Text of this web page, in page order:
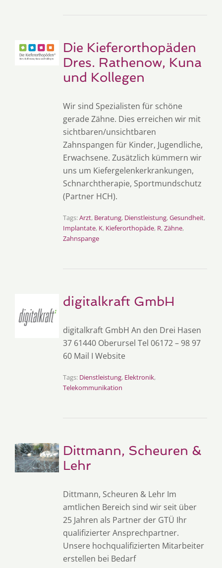
Die Kieferorthopäden
Dres. Rathenow, Kuna
und Kollegen
Wir sind Spezialisten für schöne
gerade Zähne. Dies erreichen wir mit
sichtbaren/unsichtbaren
Zahnspangen für Kinder, Jugendliche,
Erwachsene. Zusätzlich kümmern wir
uns um Kiefergelenkerkrankungen,
Schnarchtherapie, Sportmundschutz
(Partner HCH).
Tags:Arzt, Beratung, Dienstleistung,Gesundheit,
Implantate, K, Kieferorthopäde, R,Zähne,
Zahnspange
digitalkraft GmbH
digitalkraft GmbH An den Drei Hasen
37 61440 Oberursel Tel 06172 – 98 97
60 Mail I Website
Tags: Dienstleistung, Elektronik,
Telekommunikation
Dittmann, Scheuren &
Lehr
Dittmann, Scheuren & Lehr Im
amtlichen Bereich sind wir seit über
25 Jahren als Partner der GTÜ Ihr
qualifizierter Ansprechpartner.
Unsere hochqualifizierten Mitarbeiter
erstellen bei Bedarf